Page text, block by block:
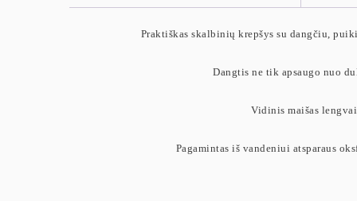
Praktiškas skalbinių krepšys su dangčiu,
Dangtis ne tik apsaugo nuo
Vidinis maišas
Pagamintas iš vandeniui atsparaus